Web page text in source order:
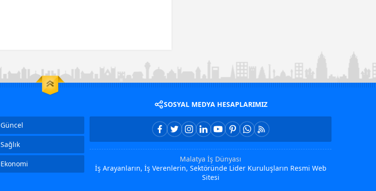
Güncel
Sağlık
Ekonomi
SOSYAL MEDYA HESAPLARIMIZ
Malatya İş Dünyası
İş Arayanların, İş Verenlerin, Sektöründe Lider Kuruluşların Resmi Web
Sitesi